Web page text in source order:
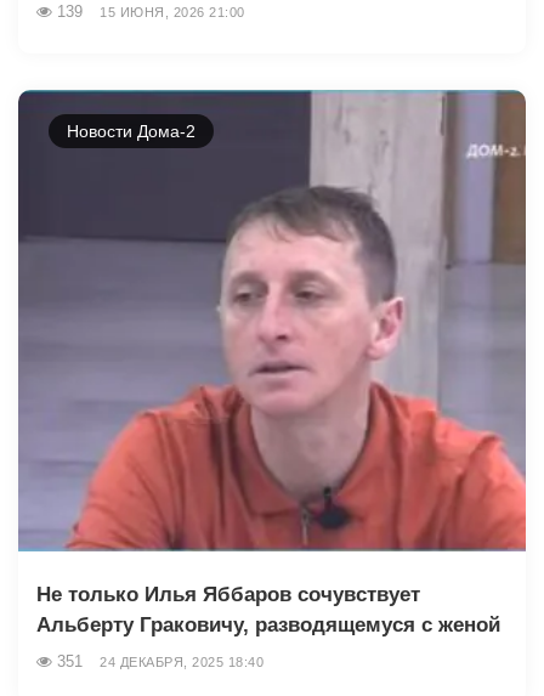
139 15 ИЮНЯ, 2026 21:00
Новости Дома-2
Не только Илья Яббаров сочувствует
Альберту Граковичу, разводящемуся с женой
351 24 ДЕКАБРЯ, 2025 18:40